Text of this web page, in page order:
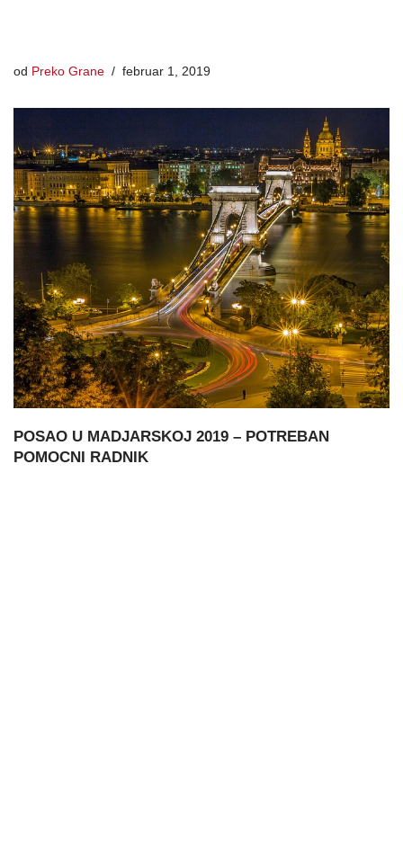
od Preko Grane februar 1, 2019
POSAO U MADJARSKOJ 2019 – POTREBAN
POMOCNI RADNIK